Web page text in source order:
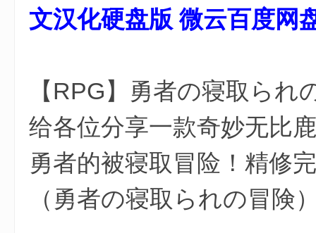
文汉化硬盘版 微云百度网
【RPG】勇者の寝取ら
给各位分享一款奇妙无比
勇者的被寝取冒险！精修
（勇者の寝取られの冒険